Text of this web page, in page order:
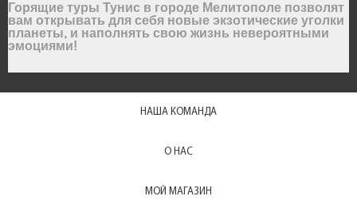
Горящие туры Тунис в городе Мелитополе позволят
вам открывать для себя новые экзотические уголки
планеты, и наполнять свою жизнь невероятными
эмоциями!
НАША КОМАНДА
О НАС
МОЙ МАГАЗИН